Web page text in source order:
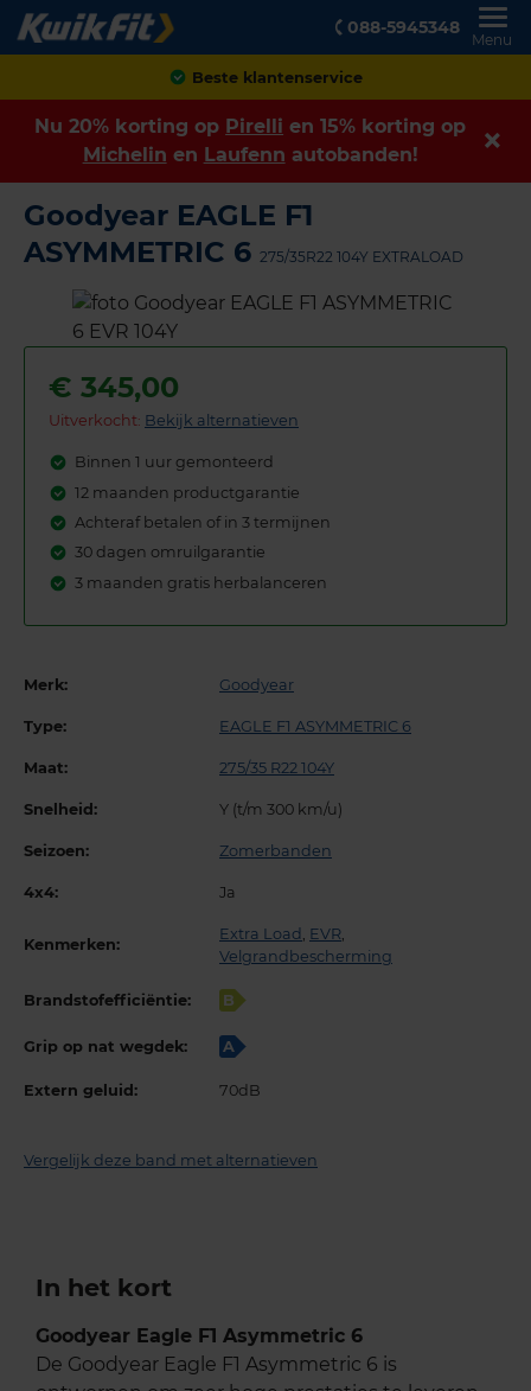
088-5945348
Menu
Achteraf betalen
Nu 20% korting op Pirelli en 15% korting op
Michelin en Laufenn autobanden!
Goodyear EAGLE F1
ASYMMETRIC 6 275/35R22 104Y EXTRALOAD
€ 345,00
Uitverkocht: Bekijk alternatieven
Binnen 1 uur gemonteerd
12 maanden productgarantie
Achteraf betalen of in 3 termijnen
30 dagen omruilgarantie
3 maanden gratis herbalanceren
Merk: Goodyear
Type: EAGLE F1 ASYMMETRIC 6
Maat: 275/35 R22 104Y
Snelheid: Y (t/m 300 km/u)
Seizoen: Zomerbanden
4x4: Ja
Kenmerken:
Extra Load , EVR,
Velgrandbescherming
Brandstofefficiëntie: B
Grip op nat wegdek: A
Extern geluid: 70dB
Vergelijk deze band met alternatieven
In het kort
Goodyear Eagle F1 Asymmetric 6
De Goodyear Eagle F1 Asymmetric 6 is